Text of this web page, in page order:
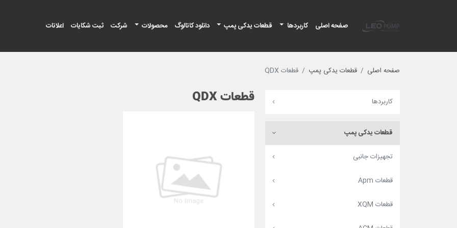
صفحه اصلی
کاربردها قطعات یدکی پمپ دانلود کاتالوگ محصولات شرکت ثبت شکایات اعلانات
صفحه اصلی قطعات یدکی پمپ قطعات QDX
کاربردها
قطعات یدکی پمپ
تجهیزات جانبی
قطعات Apm
قطعات XQM
قطعات QDX